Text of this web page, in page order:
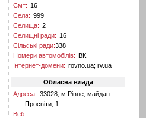
Смт: 16
Села: 999
Селища: 2
Селищні ради: 16
Сільські ради:338
Номери автомобілів: BК
Інтернет-домени: rovno.ua; rv.ua
Обласна влада
Адреса: 33028, м.Рівне, майдан
Просвіти, 1
Веб-